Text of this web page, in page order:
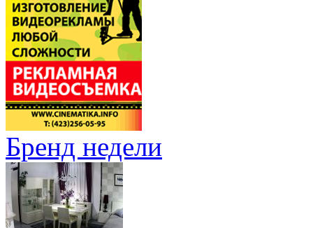
Бренд недели